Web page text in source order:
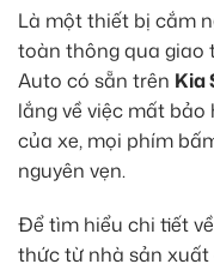
Là một thiết bị cắm
toàn thông qua giao
Auto có sẵn trên Kia
lắng về việc mất
của xe, mọi phím
nguyên vẹn.
Để tìm hiểu chi tiết
thức từ nhà sản